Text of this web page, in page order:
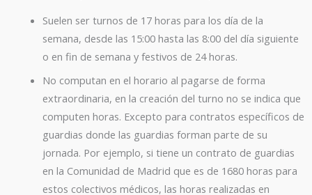
Suelen ser turnos de 17 horas para los día de la
semana, desde las 15:00 hasta las 8:00 del día siguiente
o en fin de semana y festivos de 24 horas.
No computan en el horario al pagarse de forma
extraordinaria, en la creación del turno no se indica que
computen horas. Excepto para contratos específicos de
guardias donde las guardias forman parte de su
jornada. Por ejemplo, si tiene un contrato de guardias
en la Comunidad de Madrid que es de 1680 horas para
estos colectivos médicos, las horas realizadas en